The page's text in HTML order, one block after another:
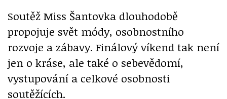
Soutěž Miss Šantovka dlouhodobě
propojuje svět módy, osobnostního
rozvoje a zábavy. Finálový víkend tak není
jen o kráse, ale také o sebevědomí,
vystupování a celkové osobnosti
soutěžících.